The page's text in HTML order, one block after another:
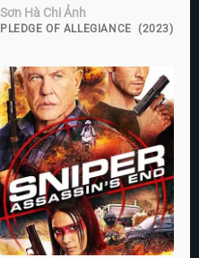
Sơn Hà Chi Ảnh
PLEDGE OF ALLEGIANCE (2023)